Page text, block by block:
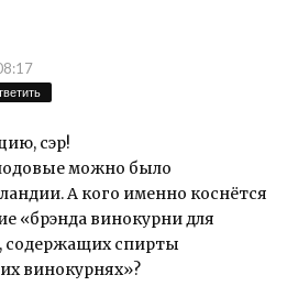
сэр!
можно было
А кого именно коснётся
«брэнда винокурни для
содержащих спирты
винокурнях»?